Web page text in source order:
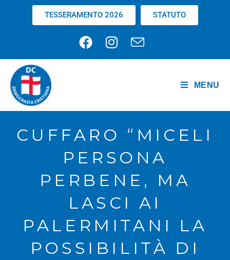
TESSERAMENTO 2026 STATUTO
MENU
CUFFARO “MICELI
PERSONA
PERBENE, MA
LASCI AI
PALERMITANI LA
POSSIBILITÀ DI